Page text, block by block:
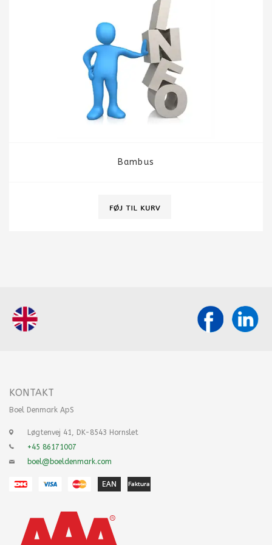
Bambus
KONTAKT
Boel Denmark ApS
Løgtenvej 41, DK-8543 Hornslet
+45 86171007
boel@boeldenmark.com